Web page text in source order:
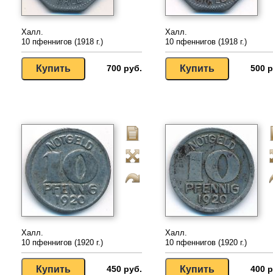
Халл.
10 пфеннигов (1918 г.)
700 руб.
Халл.
10 пфеннигов (1918 г.)
500
Халл.
10 пфеннигов (1920 г.)
450 руб.
Халл.
10 пфеннигов (1920 г.)
400